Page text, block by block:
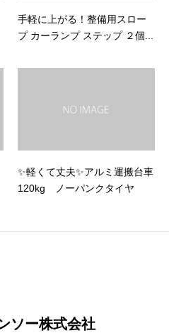
手軽に上がる！整備用スロー
プ カーランプ ステップ ２個...
✨軽くて丈夫✨アルミ運搬台車
120kg ノーパンクタイヤ
ソー株式会社